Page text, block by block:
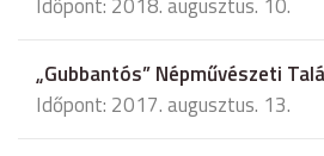
Időpont: 2018. augusztus. 10.
„Gubbantós” Népművészeti
Időpont: 2017. augusztus. 13.